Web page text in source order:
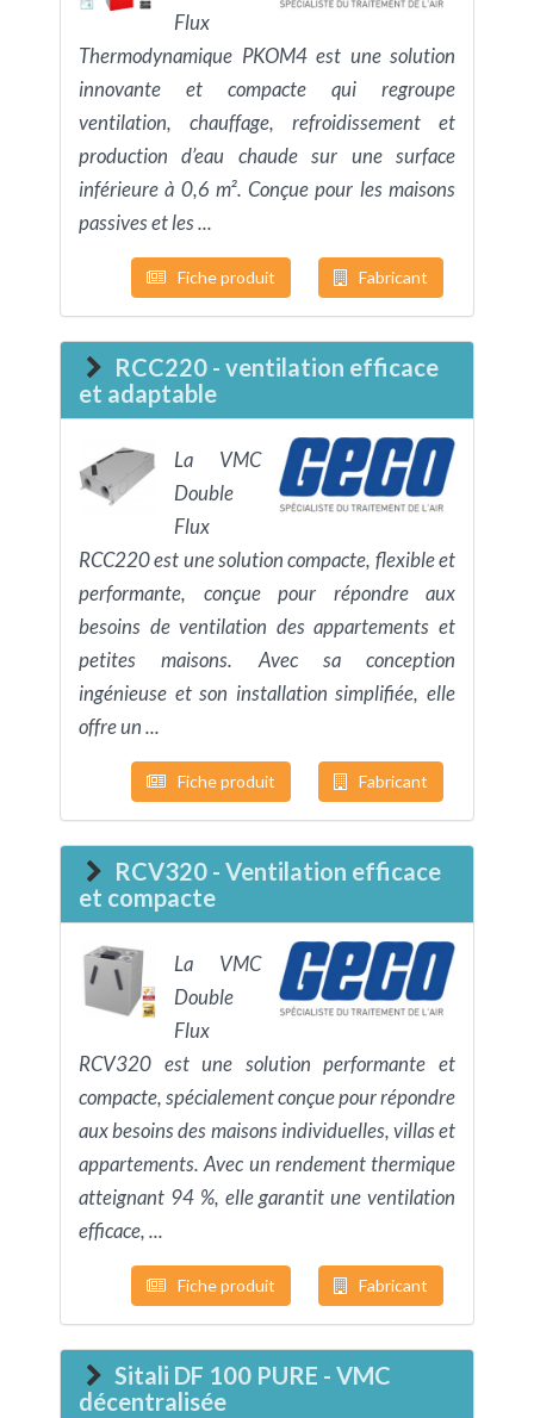
Flux
Thermodynamique PKOM4 est une solution
innovante et compacte qui regroupe
ventilation, chauffage, refroidissement et
production d’eau chaude sur une surface
inférieure à 0,6 m². Conçue pour les maisons
passives et les ...
Fiche produit Fabricant
RCC220 - ventilation efficace
et adaptable
La VMC
Double
Flux
RCC220 est une solution compacte, flexible et
performante, conçue pour répondre aux
besoins de ventilation des appartements et
petites maisons. Avec sa conception
ingénieuse et son installation simplifiée, elle
offre un ...
Fiche produit Fabricant
RCV320 - Ventilation efficace
et compacte
La VMC
Double
Flux
RCV320 est une solution performante et
compacte, spécialement conçue pour répondre
aux besoins des maisons individuelles, villas et
appartements. Avec un rendement thermique
atteignant 94 %, elle garantit une ventilation
efficace, ...
Fiche produit Fabricant
Sitali DF 100 PURE - VMC
décentralisée